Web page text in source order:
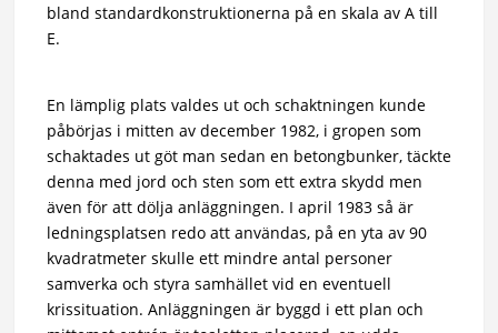
bland standardkonstruktionerna på en skala av A till
E.
En lämplig plats valdes ut och schaktningen kunde
påbörjas i mitten av december 1982, i gropen som
schaktades ut göt man sedan en betongbunker, täckte
denna med jord och sten som ett extra skydd men
även för att dölja anläggningen. I april 1983 så är
ledningsplatsen redo att användas, på en yta av 90
kvadratmeter skulle ett mindre antal personer
samverka och styra samhället vid en eventuell
krissituation. Anläggningen är byggd i ett plan och